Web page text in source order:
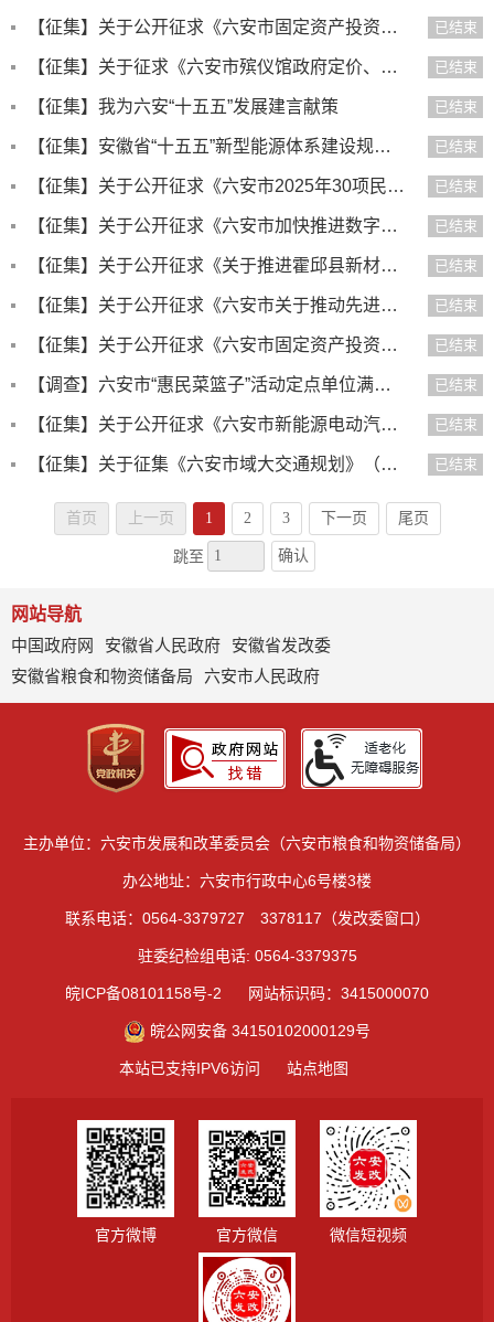
【征集】关于公开征求《六安市固定资产投资项目节能审查和碳排放评价实施办法（征求意见稿）》意见建议的公告 已结束
【征集】关于征求《六安市殡仪馆政府定价、政府指导价的殡仪服务收费标准（征求意见稿)》意见的公告 已结束
【征集】我为六安“十五五”发展建言献策 已结束
【征集】安徽省“十五五”新型能源体系建设规划邀您建言献策 已结束
【征集】关于公开征求《六安市2025年30项民生实事推进举措（征求意见稿）》 意见建议的公告 已结束
【征集】关于公开征求《六安市加快推进数字经济高质量发展行动方案（2024-2026年）》（征求意见稿）意见建议的公告 已结束
【征集】关于公开征求《关于推进霍邱县新材料产业集聚发展的实施方案（征求意见稿）》意见建议的公告 已结束
【征集】关于公开征求《六安市关于推动先进光伏和新型储能产业高质量发展的实施意见》(征求意见稿）意见的公告 已结束
【征集】关于公开征求《六安市固定资产投资项目节能审查实施办法（征求意见稿）》意见建议的公告 已结束
【调查】六安市“惠民菜篮子”活动定点单位满意度调查问卷 已结束
【征集】关于公开征求《六安市新能源电动汽车充电基础设施国土空间专项规划》（征求意见稿）意见的公告 已结束
【征集】关于征集《六安市域大交通规划》（征求意见稿）意见建议的公告 已结束
首页 上一页 1 2 3 下一页 尾页
跳至 确认
网站导航
中国政府网
安徽省人民政府
安徽省发改委
安徽省粮食和物资储备局
六安市人民政府
主办单位：六安市发展和改革委员会（六安市粮食和物资储备局）
办公地址：六安市行政中心6号楼3楼
联系电话：0564-3379727 3378117（发改委窗口）
驻委纪检组电话: 0564-3379375
皖ICP备08101158号-2 网站标识码：3415000070
皖公网安备 34150102000129号
本站已支持IPV6访问 站点地图
官方微博 官方微信 微信短视频